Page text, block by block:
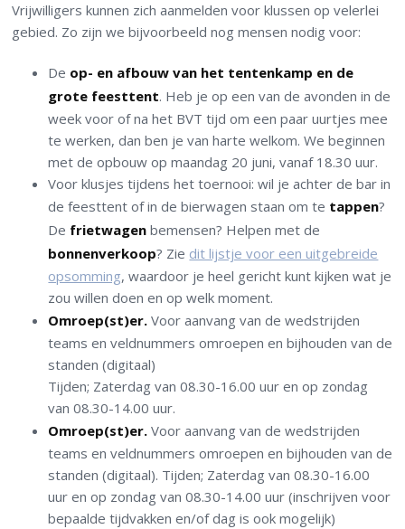
Vrijwilligers kunnen zich aanmelden voor klussen op velerlei
gebied. Zo zijn we bijvoorbeeld nog mensen nodig voor:
De op- en afbouw van het tentenkamp en de
grote feesttent. Heb je op een van de avonden in de
week voor of na het BVT tijd om een paar uurtjes mee
te werken, dan ben je van harte welkom. We beginnen
met de opbouw op maandag 20 juni, vanaf 18.30 uur.
Voor klusjes tijdens het toernooi: wil je achter de bar in
de feesttent of in de bierwagen staan om te tappen?
De frietwagen bemensen? Helpen met de
bonnenverkoop? Zie dit lijstje voor een uitgebreide
opsomming, waardoor je heel gericht kunt kijken wat je
zou willen doen en op welk moment.
Omroep(st)er.Voor aanvang van de wedstrijden
teams en veldnummers omroepen en bijhouden van de
standen (digitaal)
Tijden; Zaterdag van 08.30-16.00 uur en op zondag
van 08.30-14.00 uur.
Omroep(st)er.Voor aanvang van de wedstrijden
teams en veldnummers omroepen en bijhouden van de
standen (digitaal). Tijden; Zaterdag van 08.30-16.00
uur en op zondag van 08.30-14.00 uur (inschrijven voor
bepaalde tijdvakken en/of dag is ook mogelijk)